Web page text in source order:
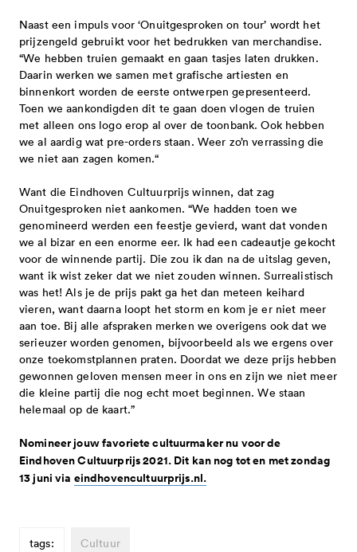
Naast een impuls voor ‘Onuitgesproken on tour’ wordt het
prijzengeld gebruikt voor het bedrukken van merchandise.
“We hebben truien gemaakt en gaan tasjes laten drukken.
Daarin werken we samen met grafische artiesten en
binnenkort worden de eerste ontwerpen gepresenteerd.
Toen we aankondigden dit te gaan doen vlogen de truien
met alleen ons logo erop al over de toonbank. Ook hebben
we al aardig wat pre-orders staan. Weer zo’n verrassing die
we niet aan zagen komen.“
Want die Eindhoven Cultuurprijs winnen, dat zag
Onuitgesproken niet aankomen. “We hadden toen we
genomineerd werden een feestje gevierd, want dat vonden
we al bizar en een enorme eer. Ik had een cadeautje gekocht
voor de winnende partij. Die zou ik dan na de uitslag geven,
want ik wist zeker dat we niet zouden winnen. Surrealistisch
was het! Als je de prijs pakt ga het dan meteen keihard
vieren, want daarna loopt het storm en kom je er niet meer
aan toe. Bij alle afspraken merken we overigens ook dat we
serieuzer worden genomen, bijvoorbeeld als we ergens over
onze toekomstplannen praten. Doordat we deze prijs hebben
gewonnen geloven mensen meer in ons en zijn we niet meer
die kleine partij die nog echt moet beginnen. We staan
helemaal op de kaart.”
Nomineer jouw favoriete cultuurmaker nu voor de
Eindhoven Cultuurprijs 2021. Dit kan nog tot en met zondag
13 juni via eindhovencultuurprijs.nl.
tags: Cultuur